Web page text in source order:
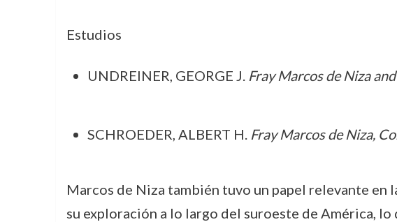
Estudios
UNDREINER, GEORGE J. Fray Marcos de Niza
SCHROEDER, ALBERT H. Fray Marcos de Niza,
Marcos de Niza también tuvo un papel relevante en
su exploración a lo largo del suroeste de América,